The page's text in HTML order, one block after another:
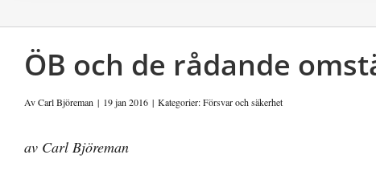
ÖB och de rådande
AvCarl Björeman | 19 jan 2016 | Kategorier:Försvar och säkerhet
av Carl Björeman